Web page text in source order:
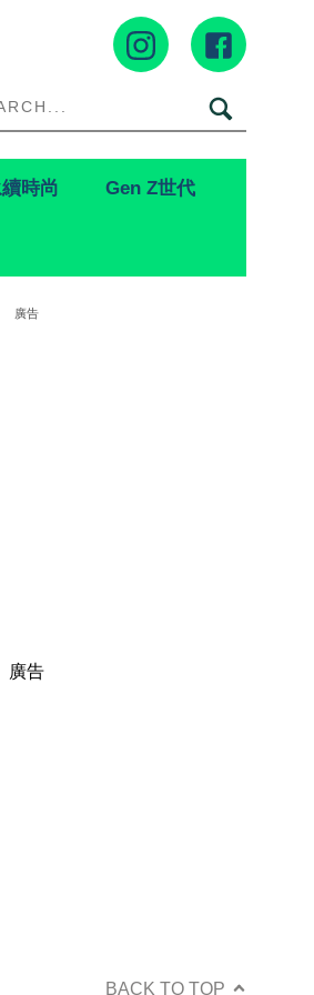
時尚 Gen Z世代
廣告
廣告
BACK TO TOP